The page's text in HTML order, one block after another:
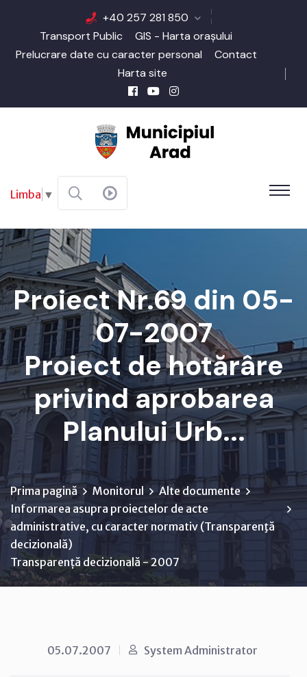
+40 257 281 850
Transport Public
GIS - Harta orașului
Prelucrare date cu caracter personal
Contact
Harta site
Limba ▼
Proiect Nr.69 din 05-
07-2007
Proiect de hotărâre
privind aprobarea
Planului Urb...
Prima pagină Monitorul
Alte documente
Informarea asupra proiectelor de acte
administrative, cu caracter normativ (Transparenţă
decizională)
Transparență decizională - 2007
05.07.2007 System Administrator